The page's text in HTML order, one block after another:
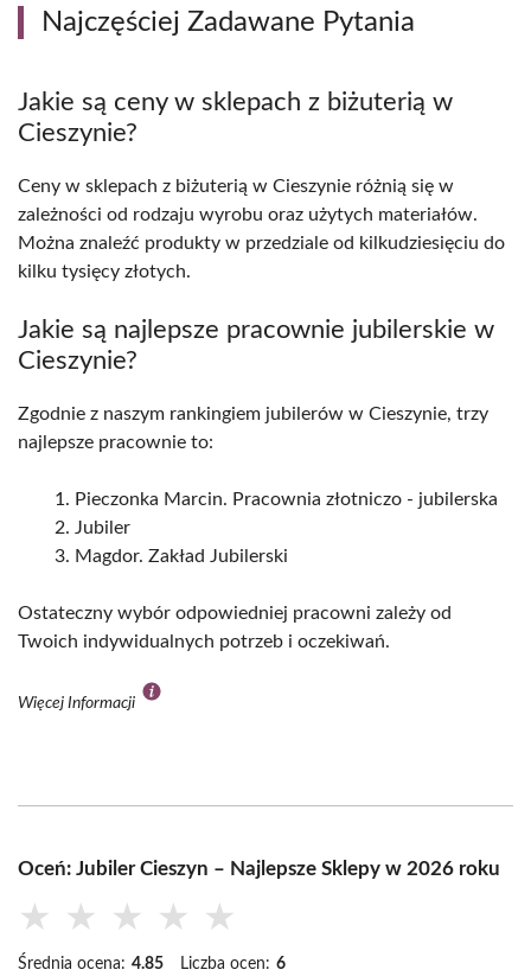
Najczęściej Zadawane Pytania
Jakie są ceny w sklepach z biżuterią w
Cieszynie?
Ceny w sklepach z biżuterią w Cieszynie różnią się w
zależności od rodzaju wyrobu oraz użytych materiałów.
Można znaleźć produkty w przedziale od kilkudziesięciu do
kilku tysięcy złotych.
Jakie są najlepsze pracownie jubilerskie w
Cieszynie?
Zgodnie z naszym rankingiem jubilerów w Cieszynie, trzy
najlepsze pracownie to:
Pieczonka Marcin. Pracownia złotniczo - jubilerska
Jubiler
Magdor. Zakład Jubilerski
Ostateczny wybór odpowiedniej pracowni zależy od
Twoich indywidualnych potrzeb i oczekiwań.
Więcej Informacji
Oceń: Jubiler Cieszyn – Najlepsze Sklepy w 2026 roku
★ ★ ★ ★ ★
Średnia ocena: 4.85 Liczba ocen: 6